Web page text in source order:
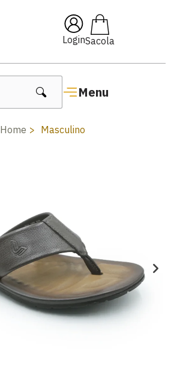
Login
Menu
🔥 Lançamentos Femininos
Home Masculino